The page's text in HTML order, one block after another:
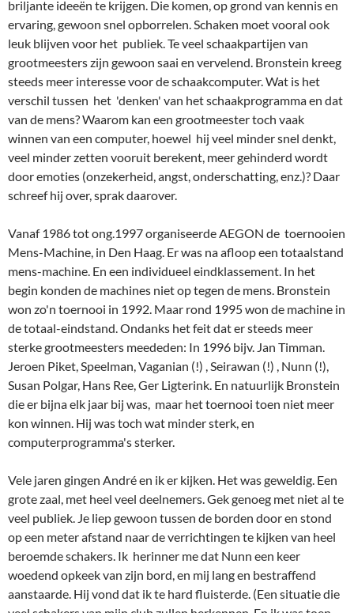
Vanaf 1986 tot ong.1997 organiseerde AEGON de toernooien
Mens-Machine, in Den Haag. Er was na afloop een totaalstand
mens-machine. En een individueel eindklassement. In het
begin konden de machines niet op tegen de mens. Bronstein
won zo'n toernooi in 1992. Maar rond 1995 won de machine in
de totaal-eindstand. Ondanks het feit dat er steeds meer
sterke grootmeesters meededen: In 1996 bijv. Jan Timman.
Jeroen Piket, Speelman, Vaganian (!) , Seirawan (!) , Nunn (!),
Susan Polgar, Hans Ree, Ger Ligterink. En natuurlijk Bronstein
die er bijna elk jaar bij was, maar het toernooi toen niet meer
kon winnen. Hij was toch wat minder sterk, en
Vele jaren gingen André en ik er kijken. Het was geweldig. Een
veel publiek. Je liep gewoon tussen de borden door en stond
woedend opkeek van zijn bord, en mij lang en bestraffend
aanstaarde. Hij vond dat ik te hard fluisterde. (Een situatie die
veel schakers van mijn club zullen herkennen. En ik was toen
nog helemaal niet doof! ) En het was vaak heel spannend. Ik
stond voor een bloedstollende partij van Vaganian. Omdat de
operator altijd zijn monitor tegenover en naast de schaker had
tegenover de grootmeesters en meesters altijd onbezet. Net
als Bronstein was Vaganian een schaker die bekend was om
zijn aanvallende stijl, nooit te beroerd om daar risico's voor te
nemen. Vaganian leek verloren te staan. Was hij nu aan het
tegenover hem aan zijn bord gekluisterd. Vaganian (Elo rond
2570) redde het net. Remise. Hij keek op van zijn bord, en naar